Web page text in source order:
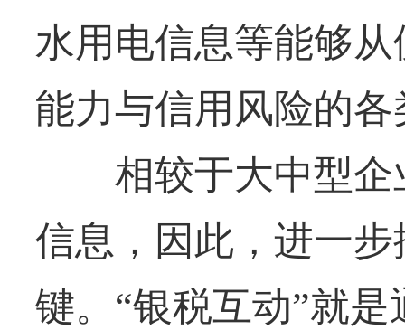
水用电信息等能够
能力与信用风险的
相较于大中型企
信息，因此，进一
键。“银税互动”就